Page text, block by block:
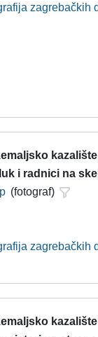
zagrebačkih
i radnici na
(fotograf)
zagrebačkih